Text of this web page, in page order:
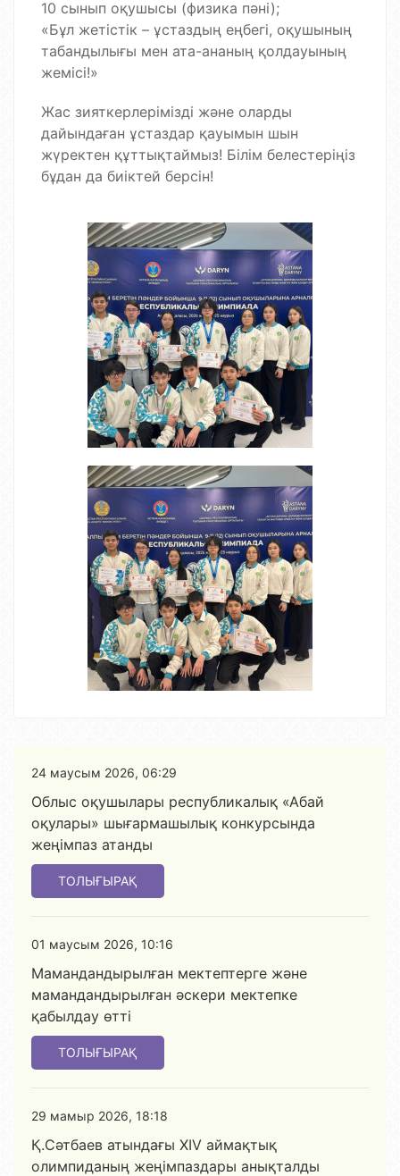
10 сынып оқушысы (физика пәні);
«Бұл жетістік – ұстаздың еңбегі, оқушының
табандылығы мен ата-ананың қолдауының
жемісі!»
Жас зияткерлерімізді және оларды
дайындаған ұстаздар қауымын шын
жүректен құттықтаймыз! Білім белестеріңіз
бұдан да биіктей берсін!
24 маусым 2026, 06:29
Облыс оқушылары республикалық «Абай
оқулары» шығармашылық конкурсында
жеңімпаз атанды
ТОЛЫҒЫРАҚ
01 маусым 2026, 10:16
Мамандандырылған мектептерге және
мамандандырылған әскери мектепке
қабылдау өтті
ТОЛЫҒЫРАҚ
29 мамыр 2026, 18:18
Қ.Сәтбаев атындағы XIV аймақтық
олимпиданың жеңімпаздары анықталды